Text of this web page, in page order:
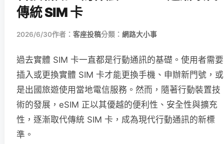
傳統 SIM 卡
2026/6/30作者： 客座投稿分類： 網路大小事
過去實體 SIM 卡一直都是行動通訊的基礎。使用者需要
插入或更換實體 SIM 卡才能更換手機、申辦新門號，或
是出國旅遊使用當地電信服務。然而，隨著行動裝置技
術的發展，eSIM 正以其優越的便利性、安全性與擴充
性，逐漸取代傳統 SIM 卡，成為現代行動通訊的新標
準。